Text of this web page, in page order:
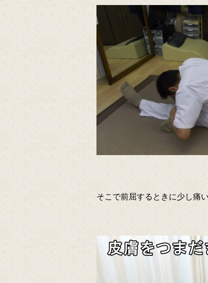
そこで前屈するときに少し痛